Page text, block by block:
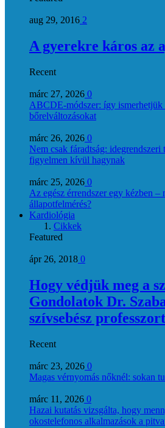
aug 29, 2016 2
A gyerekre káros az
Recent
márc 27, 2026 0
ABCDE‑módszer: így ismerhetjük
bőrelváltozásokat
márc 26, 2026 0
Nem csak fáradtság: idegrendszeri
figyelmen kívül hagynak
márc 25, 2026 0
Az egész érrendszer egy kézben –
állapotfelmérés?
Kardiológia
Cikkek
Featured
ápr 26, 2018 0
Hogy védjük meg a
Gondolatok Dr.
szívsebész
Recent
márc 23, 2026 0
Magas vérnyomás nőknél: sokan
márc 11, 2026 0
Hazai kutatás vizsgálta, hogy
okostelefonos alkalmazások a